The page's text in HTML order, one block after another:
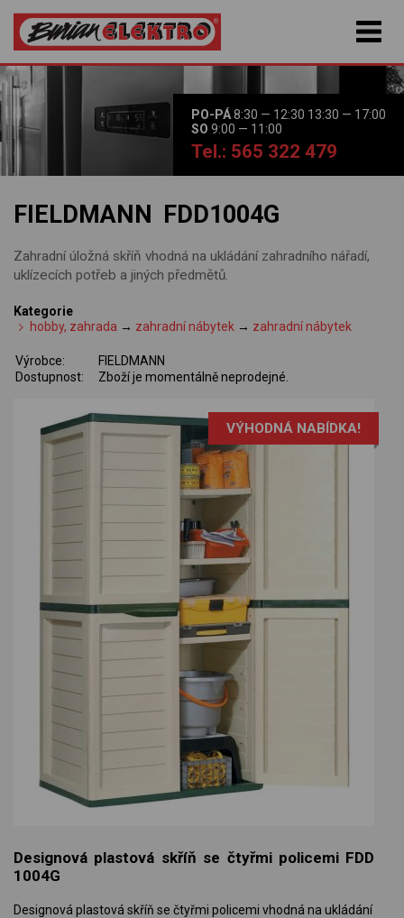
PO-PÁ8:30 — 12:30 13:30 — 17:00
SO 9:00 — 11:00
Tel.: 565 322 479
FIELDMANN FDD1004G
Zahradní úložná skříň vhodná na ukládání zahradního nářadí,
uklízecích potřeb a jiných předmětů.
Kategorie
hobby, zahrada → zahradní nábytek → zahradní nábytek
Výrobce:
FIELDMANN
Dostupnost:
Zboží je momentálně neprodejné.
VÝHODNÁ NABÍDKA!
Designová plastová skříň se čtyřmi policemi FDD
1004G
Designová plastová skříň se čtyřmi policemi vhodná na ukládání